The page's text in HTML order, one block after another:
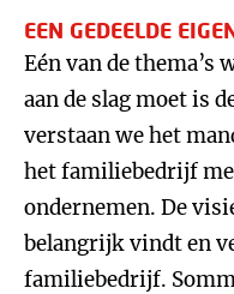
EEN GEDEELDE
Eén van de thema’s
aan de slag moet is
verstaan we het
het familiebedrijf
ondernemen. De
belangrijk vindt en
familiebedrijf.